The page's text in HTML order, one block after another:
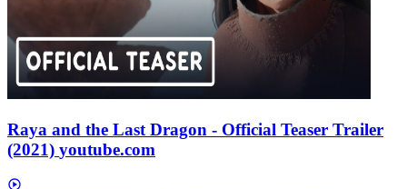
Raya and the Last Dragon - Official Teaser Trailer
(2021) youtube.com